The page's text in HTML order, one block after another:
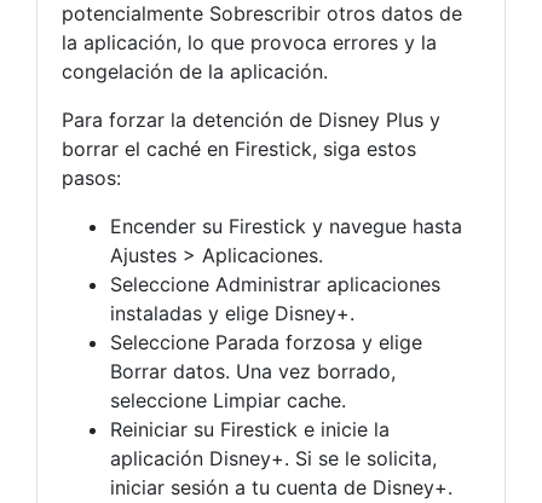
potencialmente Sobrescribir otros datos de
la aplicación, lo que provoca errores y la
congelación de la aplicación.
Para forzar la detención de Disney Plus y
borrar el caché en Firestick, siga estos
pasos:
Encender su Firestick y navegue hasta
Ajustes > Aplicaciones.
Seleccione Administrar aplicaciones
instaladas y elige Disney+.
Seleccione Parada forzosa y elige
Borrar datos. Una vez borrado,
seleccione Limpiar cache.
Reiniciar su Firestick e inicie la
aplicación Disney+. Si se le solicita,
iniciar sesión a tu cuenta de Disney+.